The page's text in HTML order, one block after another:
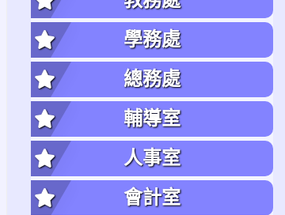
學務處
總務處
輔導室
人事室
會計室